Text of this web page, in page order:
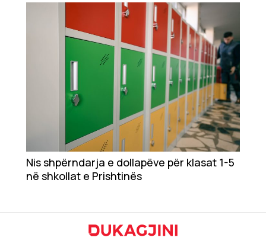
Udhëtime
Nis shpërndarja e dollapëve për klasat 1-5
në shkollat e Prishtinës